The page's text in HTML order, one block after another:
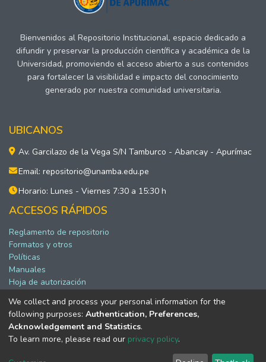
Bienvenidos al Repositorio Institucional, espacio dedicado a
difundir y preservar la producción científica y académica de la
Universidad, promoviendo el acceso abierto a sus contenidos
para fortalecer la visibilidad e impacto del conocimiento
generado por nuestra comunidad universitaria.
UBICANOS
Av. Garcilazo de la Vega S/N Tamburco - Abancay - Apurímac
Email: repositorio@unamba.edu.pe
Horario: Lunes - Viernes 7:30 a 15:30 h
ACCESOS RÁPIDOS
Reglamento de repositorio
Formatos y otros
Políticas
Manuales
Hoja de autorización
Software DSpace copyright © 2002-2026 LYRASIS
Configuración de cookies
Política de privacidad
Acuerdo de usuario final
We collect and process your personal information for the
following purposes: Authentication, Preferences,
Acknowledgement and Statistics.
To learn more, please read our privacy policy.